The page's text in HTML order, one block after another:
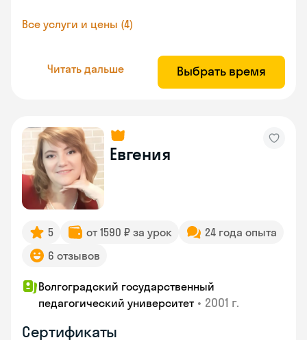
Все услуги и цены (4)
Читать дальше Выбрать время
Евгения
5 от 1590 ₽ за урок
24 года опыта
6 отзывов
Волгоградский государственный
педагогический университет • 2001 г.
Сертификаты